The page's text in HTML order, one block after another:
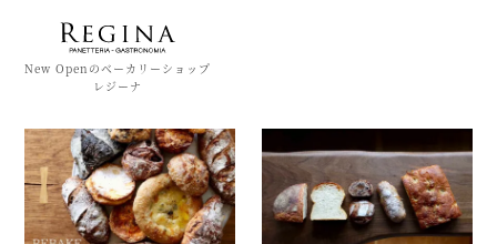
New Openのベーカリーショップ
レジーナ